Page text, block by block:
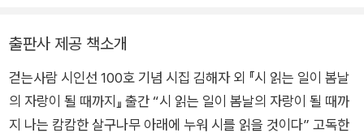
신영순 신준영 안상학 안성덕 안지은 오광석 오선덕 오성인 원보
람 유용주 윤석정 윤 선 이경교 이기영 이돈형 이명선 이병철 이
소연 이영옥 이영종 이용임 이장근 이정섭 이종수 이주송 이지호
이진희 이호석 임곤택 임수현 장시우 전윤호 정덕재 정동철 정수
자 정용기 정이경 정정화 조명희 최명진 최치언 편무석 피재현 하
출판사 제공 책소개
걷는사람 시인선 100호 기념 시집 김해자 외 『시 읽는 일이 봄날
의 자랑이 될 때까지』 출간 “시 읽는 일이 봄날의 자랑이 될 때까
지 나는 캄캄한 살구나무 아래에 누워 시를 읽을 것이다” 고독한